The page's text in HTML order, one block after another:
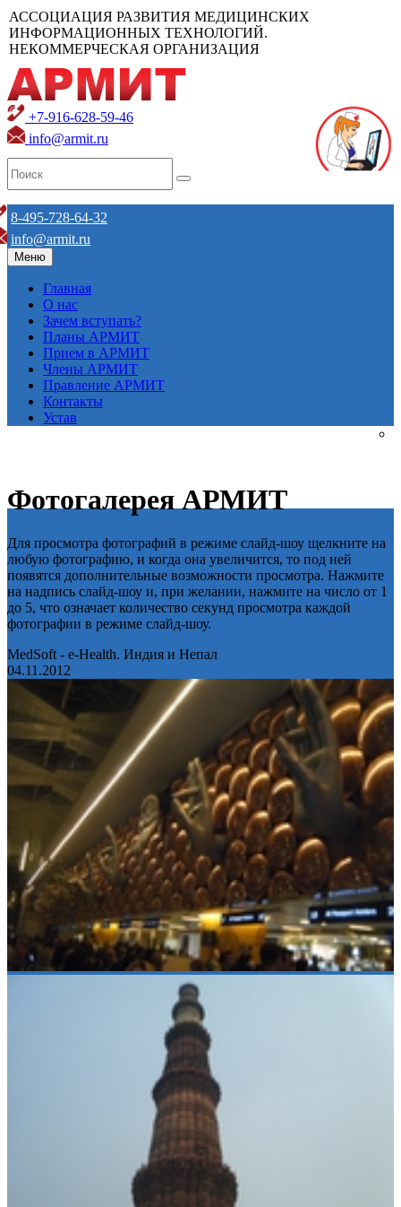
АССОЦИАЦИЯ РАЗВИТИЯ МЕДИЦИНСКИХ
ИНФОРМАЦИОННЫХ ТЕХНОЛОГИЙ.
НЕКОММЕРЧЕСКАЯ ОРГАНИЗАЦИЯ
+7-916-628-59-46
info@armit.ru
8-495-728-64-32
info@armit.ru
Меню
Главная
О нас
Зачем вступать?
Планы АРМИТ
Прием в АРМИТ
Члены АРМИТ
Правление АРМИТ
Контакты
Устав
Фотогалерея АРМИТ
Для просмотра фотографий в режиме слайд-шоу щелкните на
любую фотографию, и когда она увеличится, то под ней
появятся дополнительные возможности просмотра. Нажмите
на надпись слайд-шоу и, при желании, нажмите на число от 1
до 5, что означает количество секунд просмотра каждой
фотографии в режиме слайд-шоу.
MedSoft - e-Health. Индия и Непал
04.11.2012